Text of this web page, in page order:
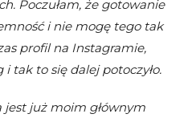
Poczułam, że gotowanie
i nie mogę tego tak
profil na Instagramie,
i tak to się dalej potoczyło.
jest już moim głównym